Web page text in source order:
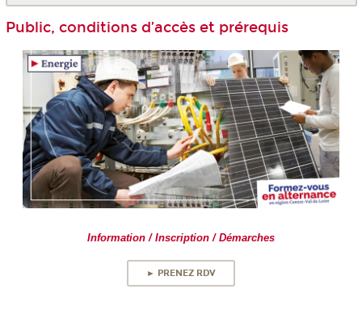
Public, conditions d’accès et prérequis
Information / Inscription / Démarches
► PRENEZ RDV